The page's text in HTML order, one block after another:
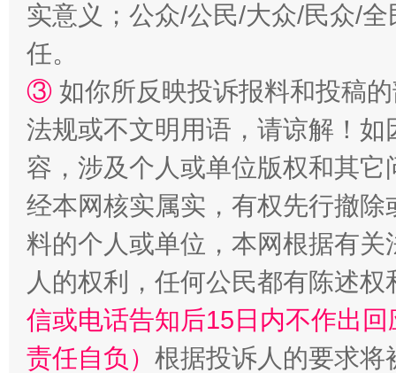
扯下公款旅游的“隐身衣” 如何以
“蜀中异人”王建安的艺术幻境
实意义；公众/公民/大众/民众/
任。
③ 如你所反映投诉报料和投稿
法规或不文明用语，请谅解！
容，涉及个人或单位版权和其它
经本网核实属实，有权先行撤
料的个人或单位，本网根据有
人的权利，任何公民都有陈述
信或电话告知后15日内不作出
责任自负） 根据投诉人的要求将